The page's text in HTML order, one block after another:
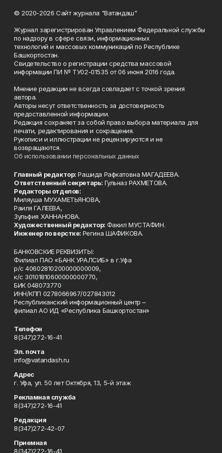
© 2020-2026 Сайт журнала "Ватандаш"
Журнал зарегистрирован Управлением Федеральной службы
по надзору в сфере связи, информационных
технологий и массовых коммуникаций по Республике
Башкортостан.
Свидетельство о регистрации средства массовой
информации ПИ № ТУ02-01535 от 06 июня 2016 года.
Мнение редакции не всегда совпадает с точкой зрения
автора.
Авторы несут ответственность за достоверность
предоставленной информации.
Редакция сохраняет за собой право выбора материала для
печати, редактирования и сокращения.
Рукописи и иллюстрации не рецензируются и не
возвращаются.
Об использовании персональных данных
Главный редактор: Рашида Рафкатовна МАГАДЕЕВА.
Ответственный секретарь: Гульназ РАХМЕТОВА.
Редакторы отделов:
Миляуша МУХАМЕТЬЯНОВА,
Раиля ГАЛЕЕВА,
Зульфия ХАННАНОВА.
Художественный редактор: Факил МУСТАФИН.
Инженер по верстке: Регина ШАФИКОВА.
БАНКОВСКИЕ РЕКВИЗИТЫ:
Филиал ПАО «БАНК УРАЛСИБ» в г.Уфа
р/с 40602810200000000009,
к/с 30101810600000000770,
БИК 048073770
ИНН/КПП 0278066967/027843012
Республиканский информационный центр –
филиал АО ИД «Республика Башкортостан»
Телефон
8(347)272-16-41
Эл. почта
info@vatandash.ru
Адрес
г. Уфа, ул. 50 лет Октября, 13, 5-й этаж
Рекламная служба
8(347)272-16-41
Редакция
8(347)272-42-07
Приемная
8(347)272-16-41